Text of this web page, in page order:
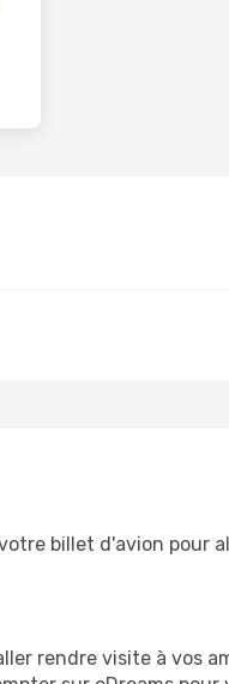
billet d'avion pour
rendre visite à vos